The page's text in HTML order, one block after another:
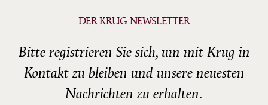
DER KRUG NEWSLETTER
Bitte registrieren Sie sich, um mit Krug in
Kontakt zu bleiben und unsere neuesten
Nachrichten zu erhalten.